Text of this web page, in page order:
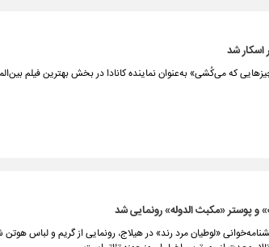
اسکار شد
که می‌کُشی» به‌عنوان نماینده کانادا در بخش بهترین فیلم
و پوستر «مکبث الدوله» رونمایی شد
«لوطیان مرد رند» در هیلاج، رونمایی از گریم و لباس